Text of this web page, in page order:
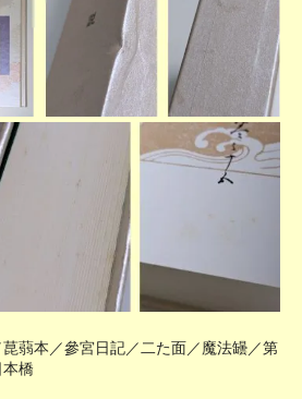
蒻本／參宮日記／二た面／魔法罎／第
本橋